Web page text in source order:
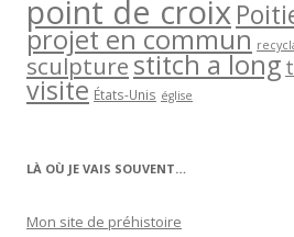
point de croix
projet en commun
sculpturestitch a long
visite États-Unis église
LÀ OÙ JE VAIS SOUVENT…
Mon site de préhistoire